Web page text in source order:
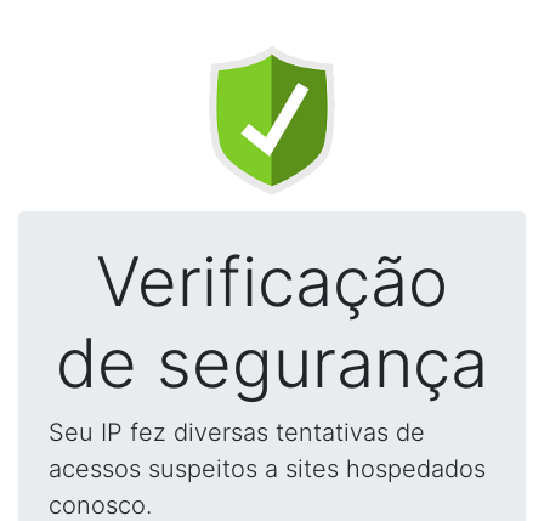
Verificação
de segurança
Seu IP fez diversas tentativas de
acessos suspeitos a sites hospedados
conosco.